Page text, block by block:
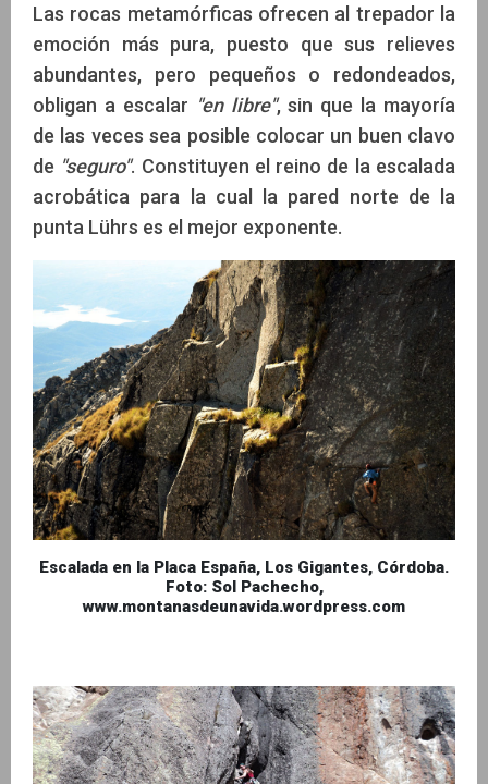
Las rocas metamórficas ofrecen al trepador la
emoción más pura, puesto que sus relieves
abundantes, pero pequeños o redondeados,
obligan a escalar "en libre", sin que la mayoría
de las veces sea posible colocar un buen clavo
de "seguro". Constituyen el reino de la escalada
acrobática para la cual la pared norte de la
punta Lührs es el mejor exponente.
Escalada en la Placa España, Los Gigantes, Córdoba.
Foto: Sol Pachecho,
www.montanasdeunavida.wordpress.com